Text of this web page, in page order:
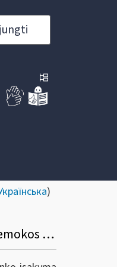
)
Informacinis pranešimas „Dėl VMI prie FM viršininko 2024 m. spalio 23 d. įsakymo Nr. VA-83 „Dėl Mokestinės nepriemokos ar baudos už administracinį nusižengimą mokėjimo atidėjimo ir (ar) išdėstymo taisyklių ir formų patvirtinimo“ pakeitimo“